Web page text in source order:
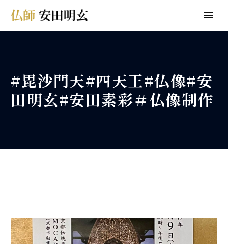
#毘沙門天#四天王#仏像#安
田明玄#安田素彩＃仏像制作